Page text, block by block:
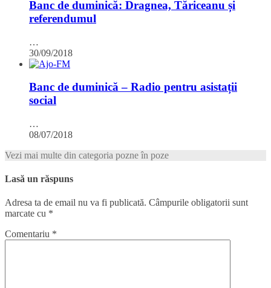
Banc de duminică: Dragnea, Tăriceanu și
referendumul
…
30/09/2018
Banc de duminică – Radio pentru asistații
social
…
08/07/2018
Vezi mai multe din categoria pozne în poze
Lasă un răspuns
Adresa ta de email nu va fi publicată. Câmpurile obligatorii sunt
marcate cu *
Comentariu *